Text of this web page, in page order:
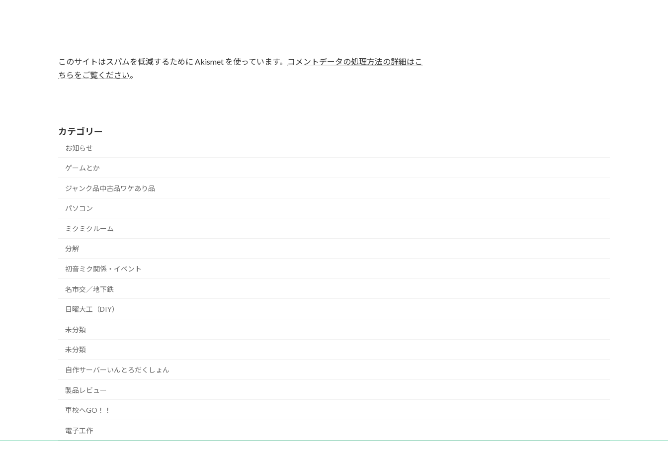
このサイトはスパムを低減するために Akismet を使っています。
コメントデータの処理方法の詳細はこ
ちらをご覧ください。
カテゴリー
お知らせ
ゲームとか
ジャンク品中古品ワケあり品
パソコン
ミクミクルーム
分解
初音ミク関係・イベント
名市交／地下鉄
日曜大工（DIY）
未分類
未分類
自作サーバーいんとろだくしょん
製品レビュー
車校へGO！！
電子工作